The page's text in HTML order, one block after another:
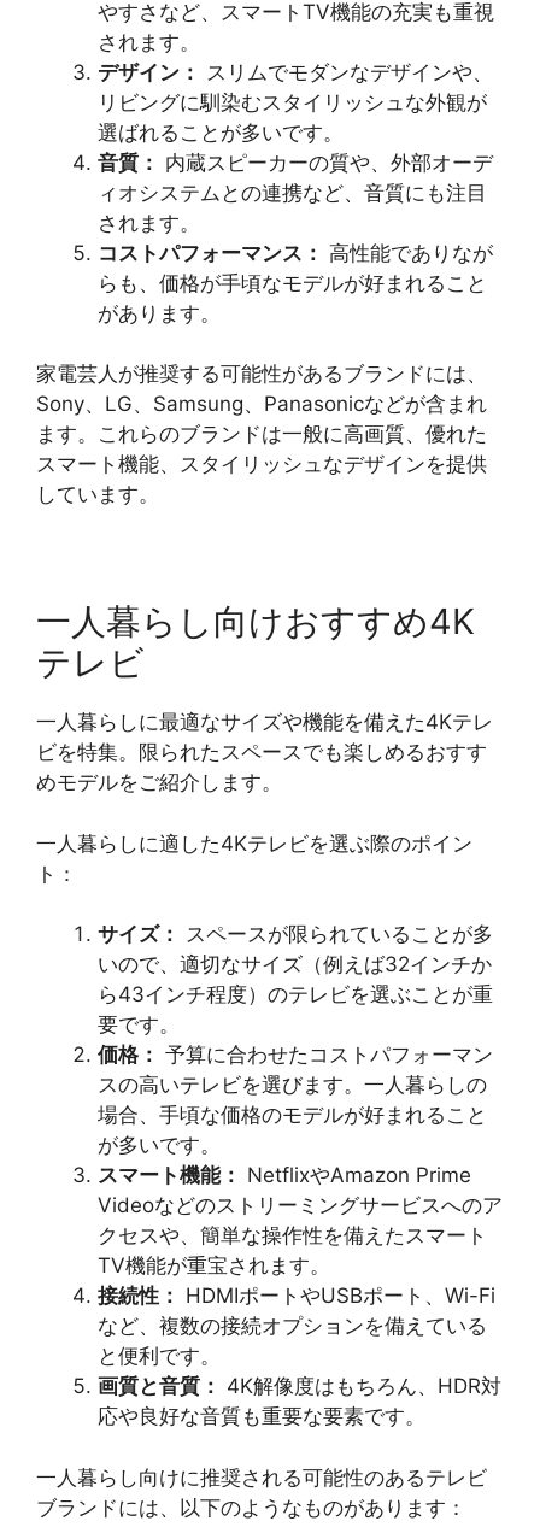
やすさなど、スマートTV機能の充実も重視
されます。
デザイン：
スリムでモダンなデザインや、
リビングに馴染むスタイリッシュな外観が
選ばれることが多いです。
音質： 内蔵スピーカーの質や、外部オーデ
ィオシステムとの連携など、音質にも注目
されます。
コストパフォーマンス： 高性能でありなが
らも、価格が手頃なモデルが好まれること
があります。
家電芸人が推奨する可能性があるブランドには、
Sony、LG、Samsung、Panasonicなどが含まれ
ます。これらのブランドは一般に高画質、優れた
スマート機能、スタイリッシュなデザインを提供
しています。
一人暮らし向けおすすめ4K
テレビ
一人暮らしに最適なサイズや機能を備えた4Kテレ
ビを特集。限られたスペースでも楽しめるおすす
めモデルをご紹介します。
一人暮らしに適した4Kテレビを選ぶ際のポイン
ト：
サイズ： スペースが限られていることが多
いので、適切なサイズ（例えば32インチか
ら43インチ程度）のテレビを選ぶことが重
要です。
価格： 予算に合わせたコストパフォーマン
スの高いテレビを選びます。一人暮らしの
場合、手頃な価格のモデルが好まれること
が多いです。
スマート機能： NetflixやAmazon Prime
Videoなどのストリーミングサービスへのア
クセスや、簡単な操作性を備えたスマート
TV機能が重宝されます。
接続性： HDMIポートやUSBポート、Wi-Fi
など、複数の接続オプションを備えている
と便利です。
画質と音質： 4K解像度はもちろん、HDR対
応や良好な音質も重要な要素です。
一人暮らし向けに推奨される可能性のあるテレビ
ブランドには、以下のようなものがあります：